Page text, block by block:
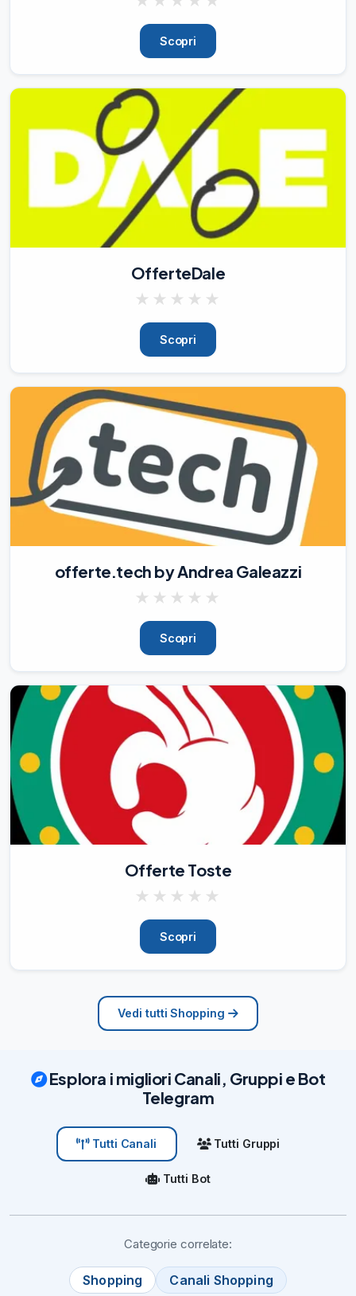
Scopri
OfferteDale
★ ★ ★ ★ ★
Scopri
offerte.tech by Andrea Galeazzi
★ ★ ★ ★ ★
Scopri
Offerte Toste
★ ★ ★ ★ ★
Scopri
Vedi tutti Shopping
Esplora i migliori Canali, Gruppi e Bot
Telegram
Tutti Canali Tutti Gruppi
Tutti Bot
Categorie correlate:
Shopping Canali Shopping